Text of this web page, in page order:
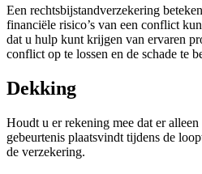
Een rechtsbijstandverzekering
financiële risico’s van een conflict
dat u hulp kunt krijgen van ervaren
conflict op te lossen en de schade te
Dekking
Houdt u er rekening mee dat er
gebeurtenis plaatsvindt tijdens de
de verzekering.